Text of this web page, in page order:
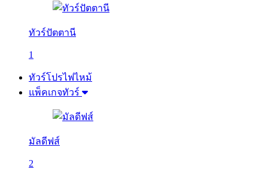
ทัวร์ปัตตานี
1
ทัวร์โปรไฟไหม้
แพ็คเกจทัวร์
มัลดีฟส์
2